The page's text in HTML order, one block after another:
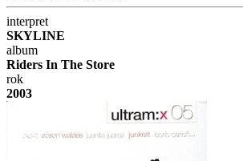
interpret
SKYLINE
album
Riders In The Store
rok
2003